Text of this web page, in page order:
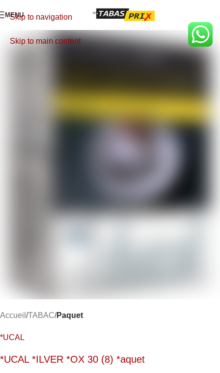
Skip to navigation
Skip to main content
MENU
Accueil TABAC Paquet
*UCAL
*UCAL *ILVER *OX 30 (8) *aquet